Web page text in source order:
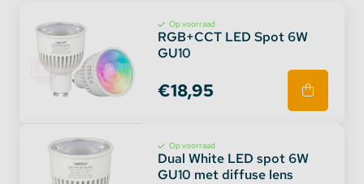
Op voorraad
RGB+CCT LED Spot 6W
GU10
€18,95
Op voorraad
Dual White LED spot 6W
GU10 met diffuse lens